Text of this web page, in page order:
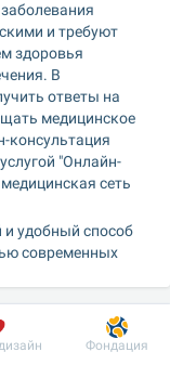
и требуют
здоровья
В
ответы на
медицинское
консультация
"Онлайн-
сеть
и удобный способ
современных
вы можете
если:
Пациенту Фондация